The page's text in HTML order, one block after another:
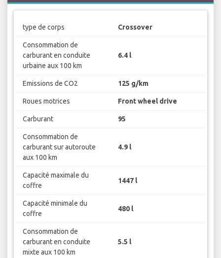
type de corps Crossover
Consommation de
carburant en conduite
urbaine aux 100 km
6.4 l
Emissions de CO2 125 g/km
Roues motrices Front wheel drive
Carburant 95
Consommation de
carburant sur autoroute
aux 100 km
4.9 l
Capacité maximale du
coffre
1447 l
Capacité minimale du
coffre
480 l
Consommation de
carburant en conduite
mixte aux 100 km
5.5 l